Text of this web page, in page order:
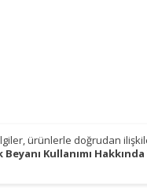
ürünlerle doğrudan
Beyanı Kullanımı